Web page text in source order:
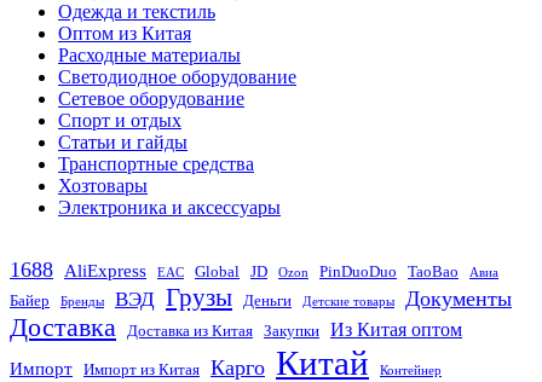
Одежда и текстиль
Оптом из Китая
Расходные материалы
Светодиодное оборудование
Сетевое оборудование
Спорт и отдых
Статьи и гайды
Транспортные средства
Хозтовары
Электроника и аксессуары
1688 AliExpress EAC Global JD Ozon PinDuoDuo TaoBao Авиа
Байер Бренды ВЭД Грузы Деньги Детские товары Документы
Доставка Доставка из Китая Закупки Из Китая оптом
Импорт Импорт из Китая Карго Китай Контейнер